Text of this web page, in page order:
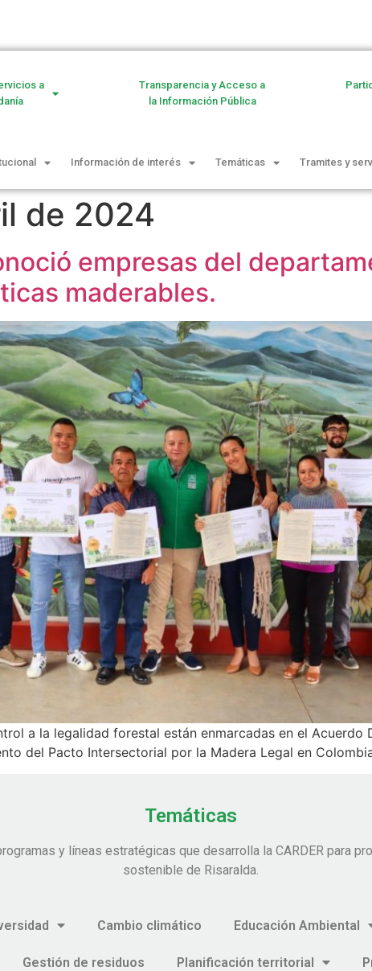
a
Transparencia y Acceso a
la Información Pública
Información de interés Temáticas Tramites y
de 2024
empresas del
maderables.
a la legalidad forestal están enmarcadas en el Acuerdo
del Pacto Intersectorial por la Madera Legal en
Temáticas
y líneas estratégicas que desarrolla la CARDER para
sostenible de Risaralda.
Cambio climático Educación Ambiental
Gestión de residuos Planificación territorial